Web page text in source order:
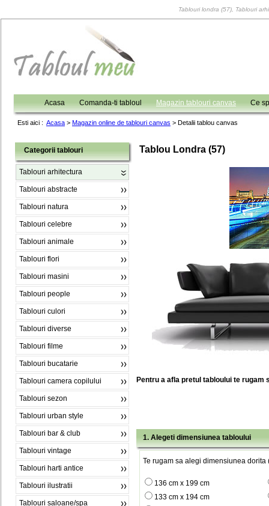
Tablouri londra (57), Tablouri
Acasa Comanda-ti tabloul Magazin tablouri canvas Ce
Esti aici : Acasa > Magazin online de tablouri canvas > Detalii tablou canvas
Categorii tablouri
Tablouri arhitectura
Tablouri abstracte
Tablouri natura
Tablouri celebre
Tablouri animale
Tablouri flori
Tablouri masini
Tablouri people
Tablouri culori
Tablouri diverse
Tablouri filme
Tablouri bucatarie
Tablouri camera copilului
Tablouri sezon
Tablouri urban style
Tablouri bar & club
Tablouri vintage
Tablouri harti antice
Tablouri ilustratii
Tablouri saloane/spa
Tablou Londra (57)
Pentru a afla pretul tabloului te rugam
1. Alegeti dimensiunea tabloului
Te rugam sa alegi dimensiunea dorita
136 cm x 199 cm
133 cm x 194 cm